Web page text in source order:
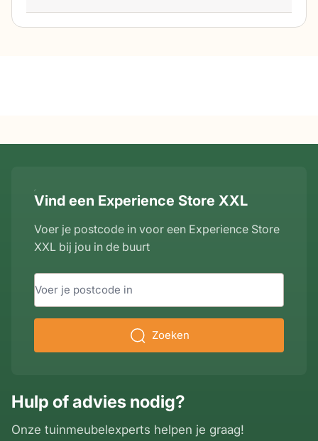
Hulp of advies nodig?
Onze tuinmeubelexperts helpen je graag!
Vind een Experience Store XXL
Voer je postcode in voor een Experience Store
XXL bij jou in de buurt
Zoeken